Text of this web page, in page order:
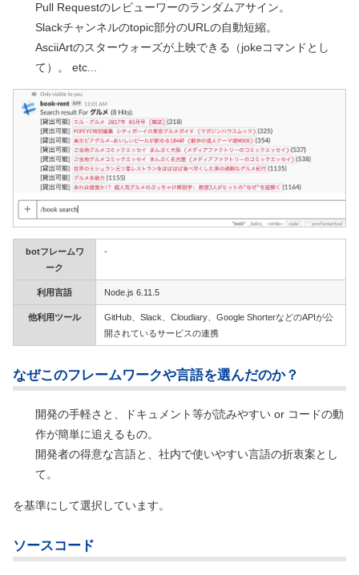
Pull Requestのレビューワーのランダムアサイン。
Slackチャンネルのtopic部分のURLの自動短縮。
AsciiArtのスターウォーズが上映できる（jokeコマンドとし
て）。 etc...
botフレームワ
ーク
-
利用言語 Node.js 6.11.5
他利用ツール
GitHub、Slack、Cloudiary、Google ShorterなどのAPIが公
開されているサービスの連携
なぜこのフレームワークや言語を選んだのか？
開発の手軽さと、ドキュメント等が読みやすい or コードの動
作が簡単に追えるもの。
開発者の得意な言語と、社内で使いやすい言語の折衷案とし
て。
を基準にして選択しています。
ソースコード